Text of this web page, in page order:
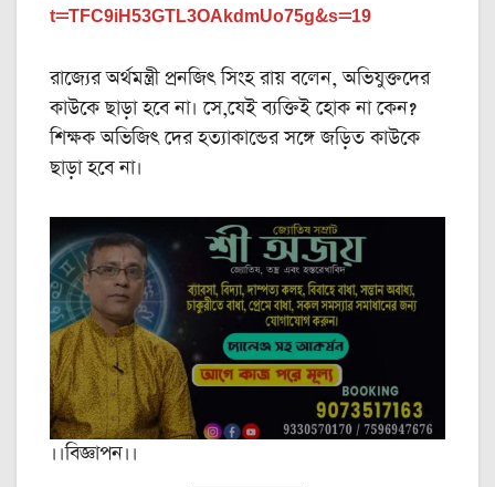
t=TFC9iH53GTL3OAkdmUo75g&s=19
রাজ্যের অর্থমন্ত্রী প্রনজিৎ সিংহ রায় বলেন, অভিযুক্তদের
কাউকে ছাড়া হবে না। সে,যেই ব্যক্তিই হোক না কেন?
শিক্ষক অভিজিৎ দের হত্যাকান্ডের সঙ্গে জড়িত কাউকে
ছাড়া হবে না।
।।বিজ্ঞাপন।।